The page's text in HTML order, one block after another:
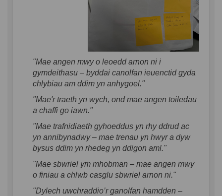
"Mae angen mwy o leoedd arnon ni i
gymdeithasu – byddai canolfan ieuenctid gyda
chlybiau am ddim yn anhygoel."
"Mae'r traeth yn wych, ond mae angen toiledau
a chaffi go iawn."
"Mae trafnidiaeth gyhoeddus yn rhy ddrud ac
yn annibynadwy – mae trenau yn hwyr a dyw
bysus ddim yn rhedeg yn ddigon aml."
"Mae sbwriel ym mhobman – mae angen mwy
o finiau a chlwb casglu sbwriel arnon ni."
"Dylech uwchraddio’r ganolfan hamdden –